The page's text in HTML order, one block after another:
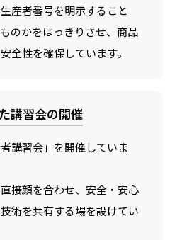
産者番号を明示すること
のかをはっきりさせ、商品
全性を確保しています。
講習会の開催
講習会」を開催していま
接顔を合わせ、安全・安心
術を共有する場を設けてい